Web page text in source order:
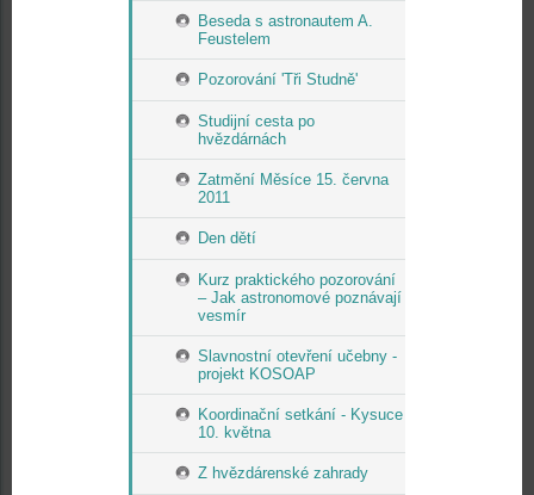
Beseda s astronautem A.
Feustelem
Pozorování 'Tři Studně'
Studijní cesta po
hvězdárnách
Zatmění Měsíce 15. června
2011
Den dětí
Kurz praktického pozorování
– Jak astronomové poznávají
vesmír
Slavnostní otevření učebny -
projekt KOSOAP
Koordinační setkání - Kysuce
10. května
Z hvězdárenské zahrady